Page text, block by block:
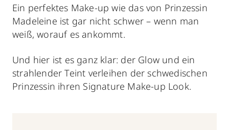
Ein perfektes Make-up wie das von Prinzessin
Madeleine ist gar nicht schwer – wenn man
weiß, worauf es ankommt.
Und hier ist es ganz klar: der Glow und ein
strahlender Teint verleihen der schwedischen
Prinzessin ihren Signature Make-up Look.